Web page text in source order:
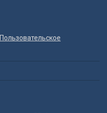
Пользовательское